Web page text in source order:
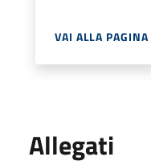
VAI ALLA PAGINA
Allegati